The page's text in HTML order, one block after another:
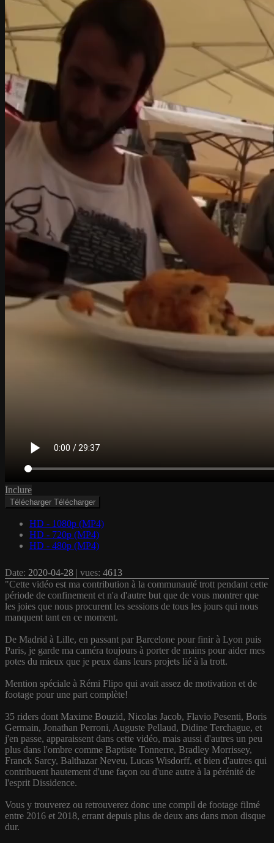
Inclure
Télécharger Télécharger
HD - 1080p (MP4)
HD - 720p (MP4)
HD - 480p (MP4)
Date: 2020-04-28 | vues: 4613
"Cette vidéo est ma contribution à la communauté trott pendant cette
période de confinement et n'a d'autre but que de vous montrer que
les joies que nous procurent les sessions de tous les jours qui nous
manquent tant en ce moment.
De Madrid à Lille, en passant par Barcelone pour finir à Lyon puis
Paris, je garde ma caméra toujours à porter de mains pour aider mes
potes du mieux que je peux dans leurs projets lié à la trott.
Mention spéciale à Rémi Flipo qui avait assez de motivation et de
footage pour une part complète!
35 riders dont Maxime Bouzid, Nicolas Jacob, Flavio Pesenti, Boris
Germain, Jonathan Perroni, Auguste Pellaud, Didine Terchague, et
j'en passe, apparaissent dans cette vidéo, mais aussi d'autres un peu
plus dans l'ombre comme Baptiste Tonnerre, Bradley Morrissey,
Franck Sarcy, Balthazar Neveu, Lucas Wisdorff, et bien d'autres qui
contribuent hautement d'une façon ou d'une autre à la pérénité de
l'esprit Dissidence.
Vous y trouverez ou retrouverez donc une compil de footage filmé
entre 2016 et 2018, errant depuis plus de deux ans dans mon disque
dur.